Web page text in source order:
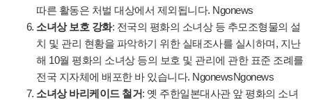
따른 활동은 처벌 대상에서 제외됩니다. Ngonews
소녀상 보호 강화: 전국의 평화의 소녀상 등 추모조형물의 설
치 및 관리 현황을 파악하기 위한 실태조사를 실시하며, 지난
해 10월 평화의 소녀상 등의 보호 및 관리에 관한 표준 조례를
전국 지자체에 배포한 바 있습니다. NgonewsNgonews
소녀상 바리케이드 철거: 옛 주한일본대사관 앞 평화의 소녀